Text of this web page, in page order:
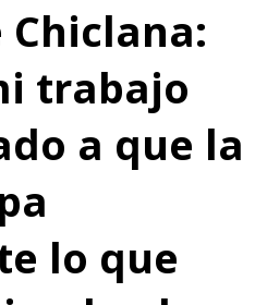
trabajo
a que la
lo que